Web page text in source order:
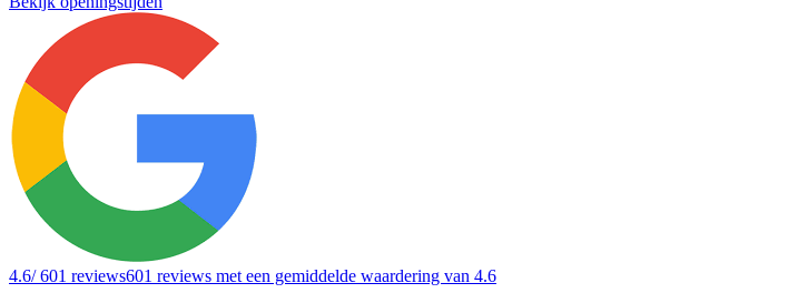
4.6/ 601 reviews601 reviews met een gemiddelde waardering van 4.6